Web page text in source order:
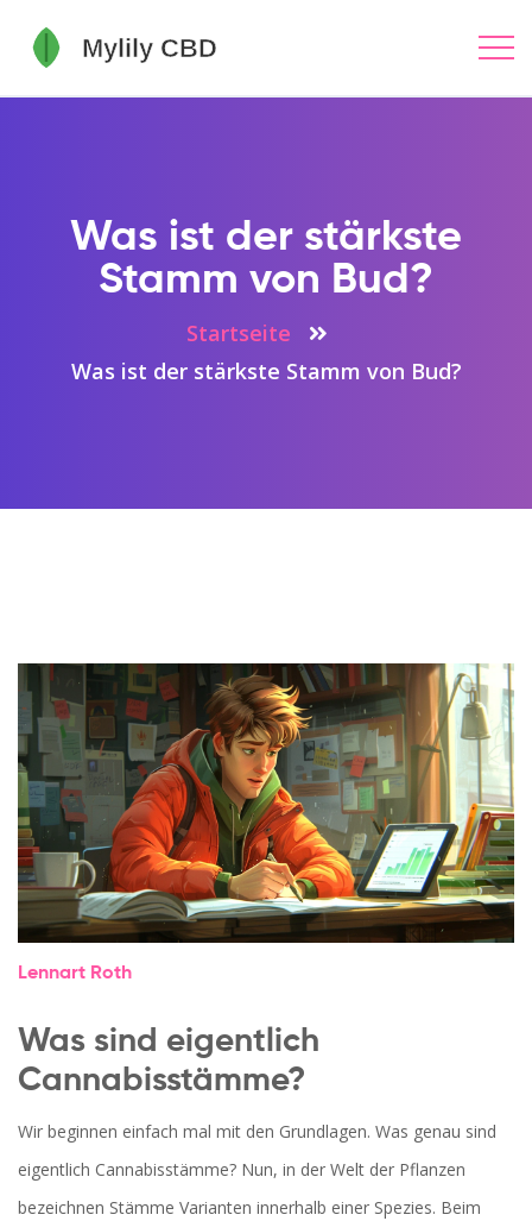
Was ist der stärkste
Stamm von Bud?
Startseite
Was ist der stärkste Stamm von Bud?
Lennart Roth
Was sind eigentlich
Cannabisstämme?
Wir beginnen einfach mal mit den Grundlagen. Was genau sind
eigentlich Cannabisstämme? Nun, in der Welt der Pflanzen
bezeichnen Stämme Varianten innerhalb einer Spezies. Beim